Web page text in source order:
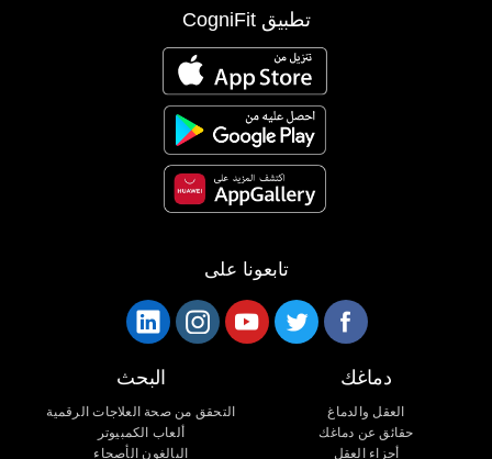
تطبيق CogniFit
تابعونا على
دماغك
العقل والدماغ
حقائق عن دماغك
أجزاء العقل
البحث
التحقق من صحة العلاجات الرقمية
ألعاب الكمبيوتر
البالغون الأصحاء